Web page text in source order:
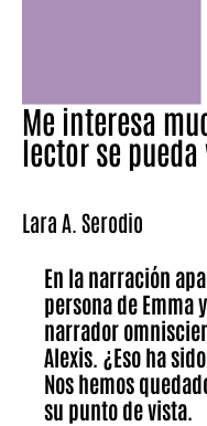
Me interesa
lector se
Lara A. Serodio
En la narración
persona de Emma
narrador
Alexis. ¿Eso ha
Nos hemos
su punto de vista.